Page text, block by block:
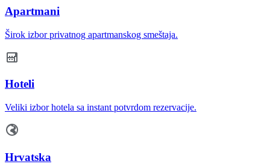
Apartmani
Širok izbor privatnog apartmanskog smeštaja.
Hoteli
Veliki izbor hotela sa instant potvrdom rezervacije.
Hrvatska